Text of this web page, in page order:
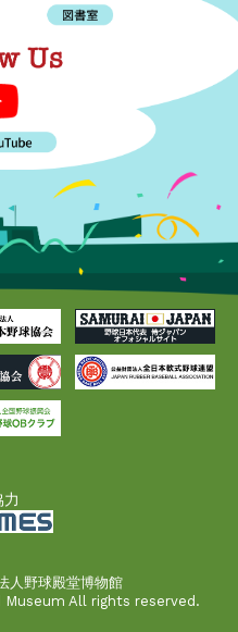
力
人野球殿堂博物館
Museum All rights reserved.